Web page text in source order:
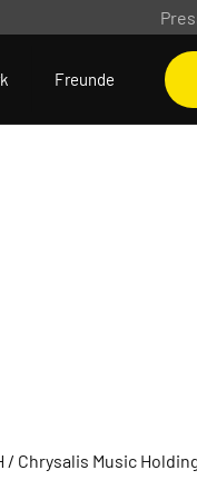
Freunde
Chrysalis Music